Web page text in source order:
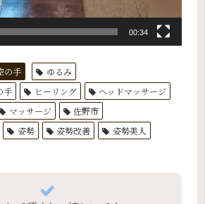
00:34
の手
ゆるみ
手
ヒーリング
ヘッドマッサージ
マッサージ
佐野市
姿勢 姿勢改善
姿勢美人